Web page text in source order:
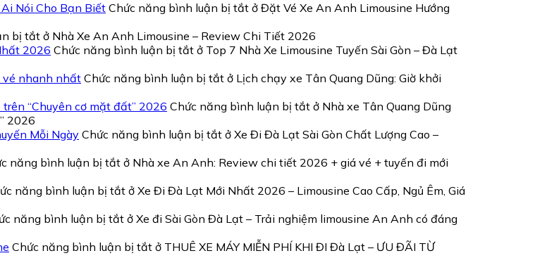
Nói Cho Bạn Biết Chức năng bình luận bị tắt ở Đặt Vé Xe An Anh Limousine Hướng
bị tắtở Nhà Xe An Anh Limousine – Review Chi Tiết 2026
2026 Chức năng bình luận bị tắt ở Top 7 Nhà Xe Limousine Tuyến Sài Gòn – Đà Lạt
vé nhanh nhất Chức năng bình luận bị tắt ở Lịch chạy xe Tân Quang Dũng: Giờ khởi
“Chuyên cơ mặt đất” 2026 Chức năng bình luận bị tắt ở Nhà xe Tân Quang Dũng
2026
Mỗi Ngày Chức năng bình luận bị tắt ở Xe Đi Đà Lạt Sài Gòn Chất Lượng Cao –
năng bình luận bị tắtở Nhà xe An Anh: Review chi tiết 2026 + giá vé + tuyến đi mới
năng bình luận bị tắtở Xe Đi Đà Lạt Mới Nhất 2026 – Limousine Cao Cấp, Ngủ Êm, Giá
năng bình luận bị tắtở Xe đi Sài Gòn Đà Lạt – Trải nghiệm limousine An Anh có đáng
Chức năng bình luận bị tắt ở THUÊ XE MÁY MIỄN PHÍ KHI ĐI Đà Lạt – ƯU ĐÃI TỪ